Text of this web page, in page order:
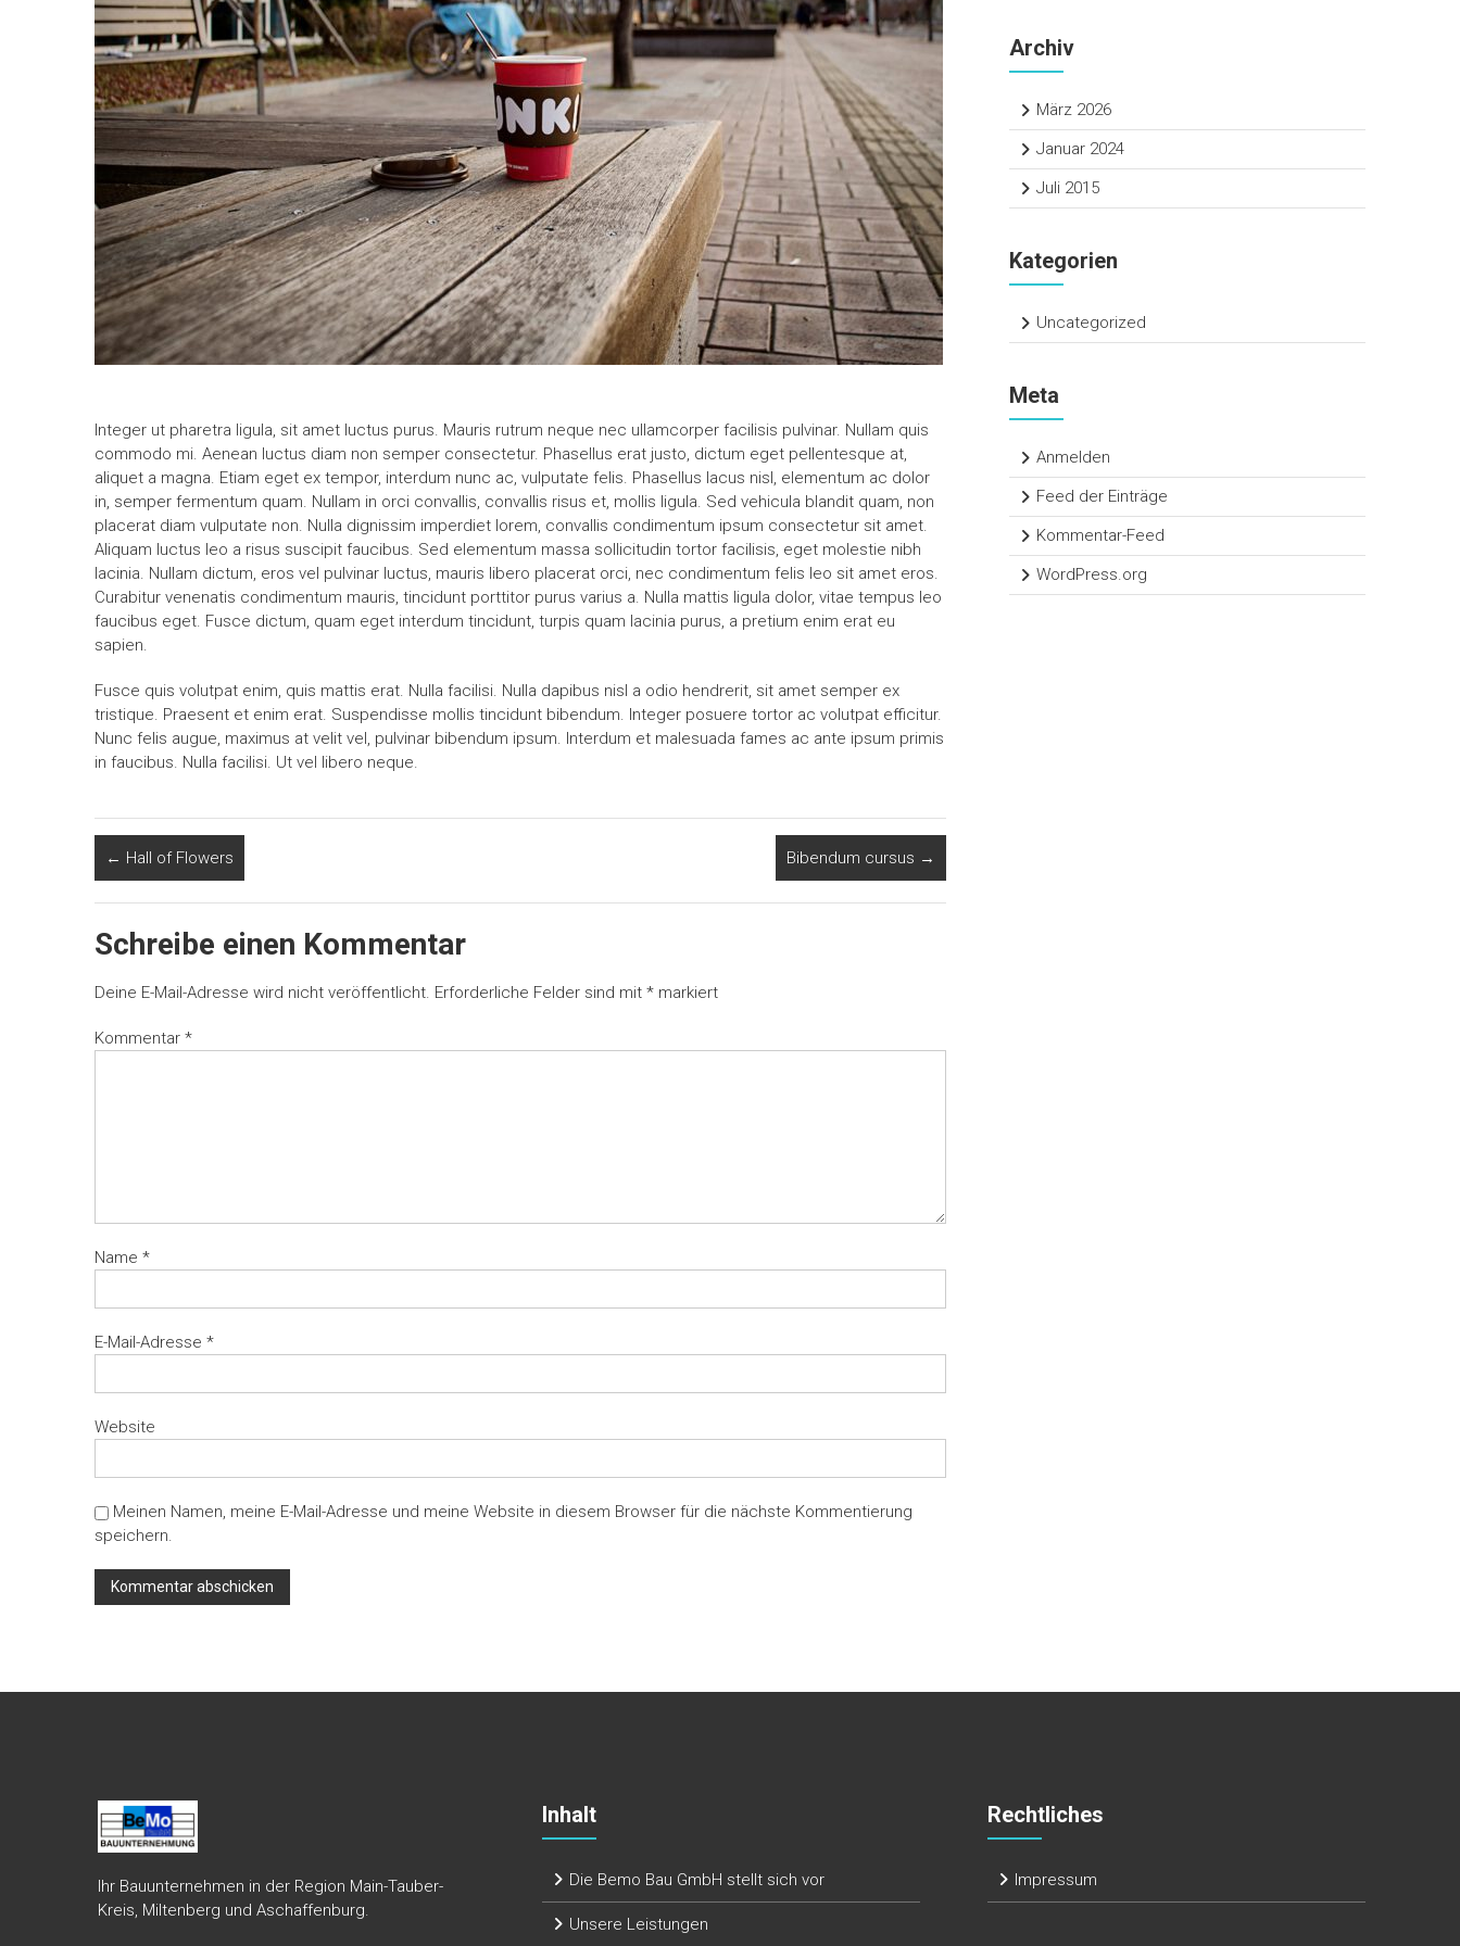
Integer ut pharetra ligula, sit amet luctus purus. Mauris rutrum neque nec ullamcorper facilisis pulvinar. Nullam quis
commodo mi. Aenean luctus diam non semper consectetur. Phasellus erat justo, dictum eget pellentesque at,
aliquet a magna. Etiam eget ex tempor, interdum nunc ac, vulputate felis. Phasellus lacus nisl, elementum ac dolor
in, semper fermentum quam. Nullam in orci convallis, convallis risus et, mollis ligula. Sed vehicula blandit quam, non
placerat diam vulputate non. Nulla dignissim imperdiet lorem, convallis condimentum ipsum consectetur sit amet.
Aliquam luctus leo a risus suscipit faucibus. Sed elementum massa sollicitudin tortor facilisis, eget molestie nibh
lacinia. Nullam dictum, eros vel pulvinar luctus, mauris libero placerat orci, nec condimentum felis leo sit amet eros.
Curabitur venenatis condimentum mauris, tincidunt porttitor purus varius a. Nulla mattis ligula dolor, vitae tempus leo
faucibus eget. Fusce dictum, quam eget interdum tincidunt, turpis quam lacinia purus, a pretium enim erat eu
sapien.
Fusce quis volutpat enim, quis mattis erat. Nulla facilisi. Nulla dapibus nisl a odio hendrerit, sit amet semper ex
tristique. Praesent et enim erat. Suspendisse mollis tincidunt bibendum. Integer posuere tortor ac volutpat efficitur.
Nunc felis augue, maximus at velit vel, pulvinar bibendum ipsum. Interdum et malesuada fames ac ante ipsum primis
in faucibus. Nulla facilisi. Ut vel libero neque.
← Hall of Flowers Bibendum cursus →
Schreibe einen Kommentar
Deine E-Mail-Adresse wird nicht veröffentlicht. Erforderliche Felder sind mit * markiert
Kommentar *
Name *
E-Mail-Adresse *
Website
Meinen Namen, meine E-Mail-Adresse und meine Website in diesem Browser für die nächste Kommentierung
speichern.
Archiv
März 2026
Januar 2024
Juli 2015
Kategorien
Uncategorized
Meta
Anmelden
Feed der Einträge
Kommentar-Feed
WordPress.org
Ihr Bauunternehmen in der Region Main-Tauber-
Kreis, Miltenberg und Aschaffenburg.
Inhalt
Die Bemo Bau GmbH stellt sich vor
Unsere Leistungen
Rechtliches
Impressum